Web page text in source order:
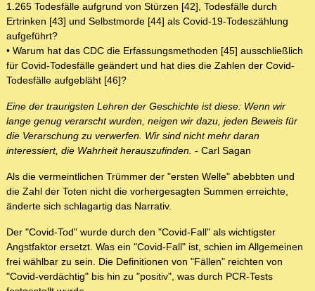
1.265 Todesfälle aufgrund von Stürzen [42], Todesfälle durch
Ertrinken [43] und Selbstmorde [44] als Covid-19-Todeszählung
aufgeführt?
• Warum hat das CDC die Erfassungsmethoden [45] ausschließlich
für Covid-Todesfälle geändert und hat dies die Zahlen der Covid-
Todesfälle aufgebläht [46]?
Eine der traurigsten Lehren der Geschichte ist diese: Wenn wir
lange genug verarscht wurden, neigen wir dazu, jeden Beweis für
die Verarschung zu verwerfen. Wir sind nicht mehr daran
interessiert, die Wahrheit herauszufinden. - Carl Sagan
Als die vermeintlichen Trümmer der "ersten Welle" abebbten und
die Zahl der Toten nicht die vorhergesagten Summen erreichte,
änderte sich schlagartig das Narrativ.
Der "Covid-Tod" wurde durch den "Covid-Fall" als wichtigster
Angstfaktor ersetzt. Was ein "Covid-Fall" ist, schien im Allgemeinen
frei wählbar zu sein. Die Definitionen von "Fällen" reichten von
"Covid-verdächtig" bis hin zu "positiv", was durch PCR-Tests